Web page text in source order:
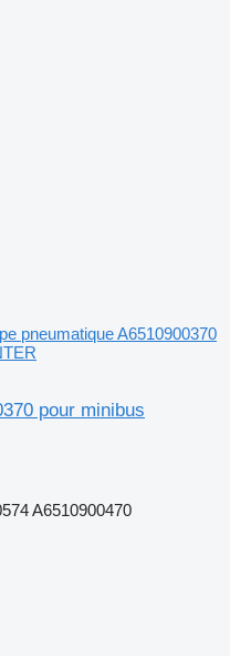
pneumatique A6510900370
pour minibus
A6510900470